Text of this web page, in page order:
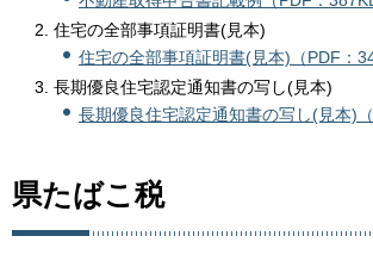
住宅の全部事項証明書(見本)
住宅の全部事項証明書(見本)（PDF：
長期優良住宅認定通知書の写し(見本)
長期優良住宅認定通知書の写し(見本)（
県たばこ税